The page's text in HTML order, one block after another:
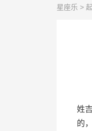
星座乐 >
姓
的